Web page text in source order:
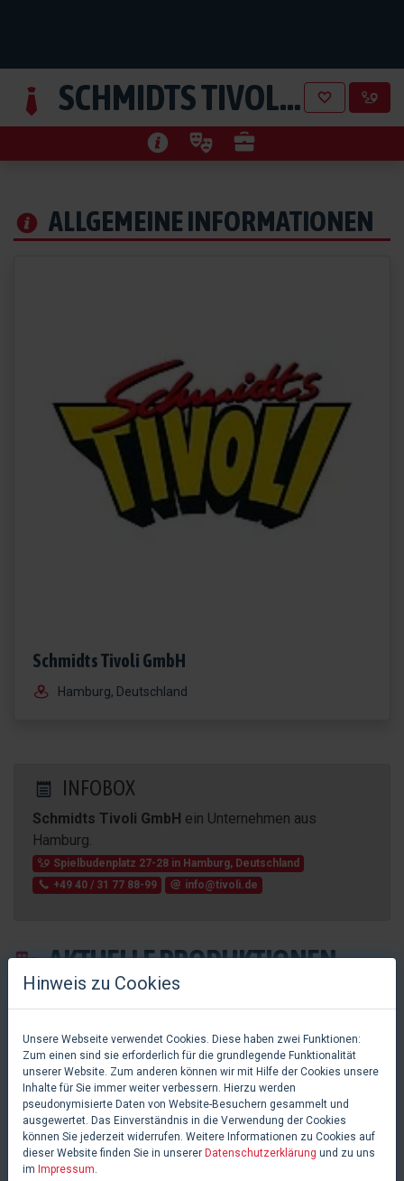
SCHMIDTS TIVOLI GMBH
ALLGEMEINE INFORMATIONEN
INFOBOX
Schmidts Tivoli GmbH ein Unternehmen aus
Hamburg.
Spielbudenplatz 27-28in Hamburg, Deutschland
+49 40 / 31 77 88-99
info@tivoli.de
AKTUELLE PRODUKTIONEN
Schmidts Tivoli GmbH
Hamburg, Deutschland
Hinweis zu Cookies
Unsere Webseite verwendet Cookies. Diese haben zwei Funktionen:
Zum einen sind sie erforderlich für die grundlegende Funktionalität
unserer Website. Zum anderen können wir mit Hilfe der Cookies unsere
Inhalte für Sie immer weiter verbessern. Hierzu werden
pseudonymisierte Daten von Website-Besuchern gesammelt und
ausgewertet. Das Einverständnis in die Verwendung der Cookies
können Sie jederzeit widerrufen. Weitere Informationen zu Cookies auf
dieser Website finden Sie in unserer Datenschutzerklärung und zu uns
im Impressum.